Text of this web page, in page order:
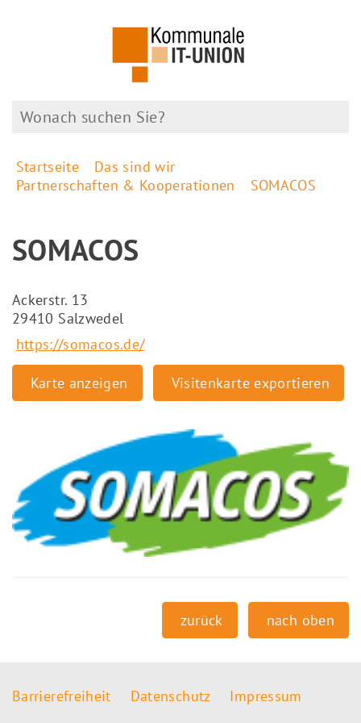
Startseite
Das sind wir
Partnerschaften & Kooperationen
SOMACOS
SOMACOS
Ackerstr. 13
29410 Salzwedel
https://somacos.de/
Karte anzeigen Visitenkarte exportieren
zurück nach oben
Barrierefreiheit Datenschutz Impressum